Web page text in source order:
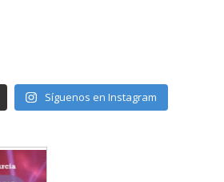
Síguenos en Instagram